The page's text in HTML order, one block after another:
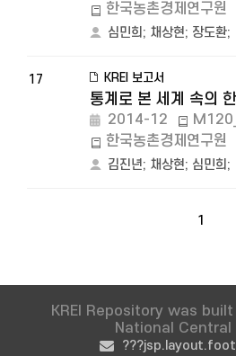
한국농촌경제연구원
심민희 ; 채상현; 장도환;
17 KREI 보고서
통계로 본 세계 속의
2014-12
한국농촌경제연구원
김진년; 채상현; 심민희 ;
1
KREI Repository was
National Central